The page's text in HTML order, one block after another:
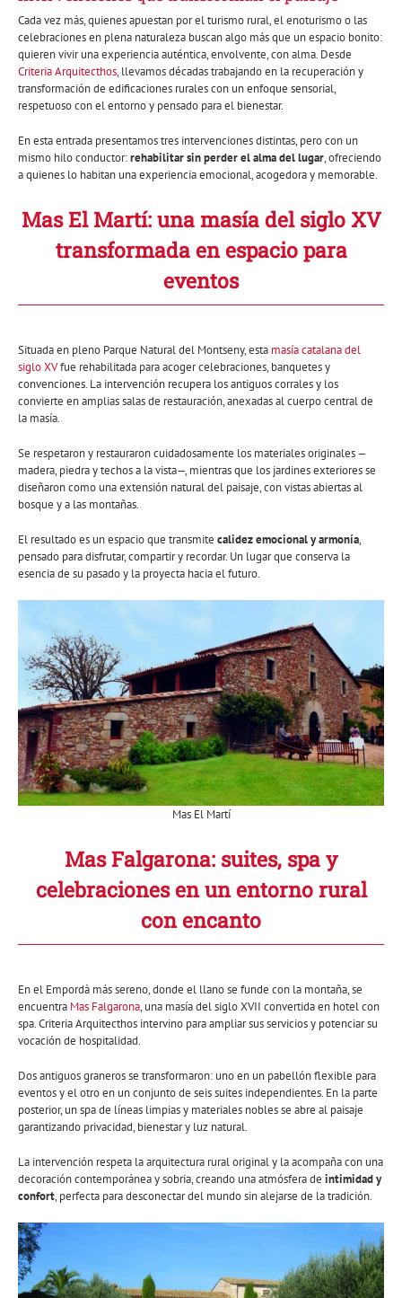
Cada vez más, quienes apuestan por el turismo rural, el enoturismo o las
celebraciones en plena naturaleza buscan algo más que un espacio bonito:
quieren vivir una experiencia auténtica, envolvente, con alma. Desde
Criteria Arquitecthos, llevamos décadas trabajando en la recuperación y
transformación de edificaciones rurales con un enfoque sensorial,
respetuoso con el entorno y pensado para el bienestar.
En esta entrada presentamos tres intervenciones distintas, pero con un
mismo hilo conductor:rehabilitar sin perder el alma del lugar, ofreciendo
a quienes lo habitan una experiencia emocional, acogedora y memorable.
Mas El Martí: una masía del siglo XV
transformada en espacio para
eventos
Situada en pleno Parque Natural del Montseny, esta masía catalana del
siglo XVfue rehabilitada para acoger celebraciones, banquetes y
convenciones. La intervención recupera los antiguos corrales y los
convierte en amplias salas de restauración, anexadas al cuerpo central de
la masía.
Se respetaron y restauraron cuidadosamente los materiales originales —
madera, piedra y techos a la vista—, mientras que los jardines exteriores se
diseñaron como una extensión natural del paisaje, con vistas abiertas al
bosque y a las montañas.
El resultado es un espacio que transmite calidez emocional y armonía,
pensado para disfrutar, compartir y recordar. Un lugar que conserva la
esencia de su pasado y la proyecta hacia el futuro.
Mas El Martí
Mas Falgarona: suites, spa y
celebraciones en un entorno rural
con encanto
En el Empordà más sereno, donde el llano se funde con la montaña, se
encuentra Mas Falgarona, una masía del siglo XVII convertida en hotel con
spa. Criteria Arquitecthos intervino para ampliar sus servicios y potenciar su
vocación de hospitalidad.
Dos antiguos graneros se transformaron: uno en un pabellón flexible para
eventos y el otro en un conjunto de seis suites independientes. En la parte
posterior, un spa de líneas limpias y materiales nobles se abre al paisaje
garantizando privacidad, bienestar y luz natural.
La intervención respeta la arquitectura rural original y la acompaña con una
decoración contemporánea y sobria, creando una atmósfera de intimidad y
confort, perfecta para desconectar del mundo sin alejarse de la tradición.